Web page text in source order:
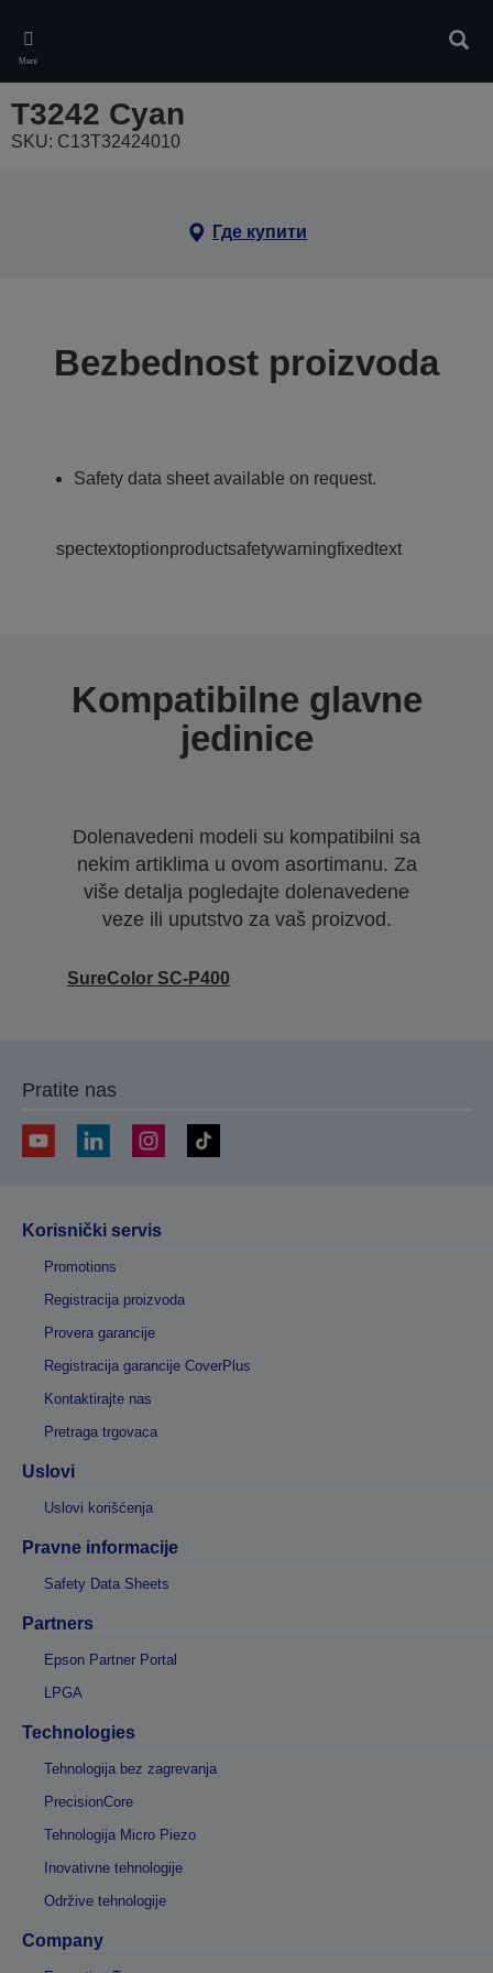
main
content
Meni
T3242 Cyan
SKU: C13T32424010
Где купити
Bezbednost proizvoda
Safety data sheet available on request.
spectextoptionproductsafetywarningfixedtext
Kompatibilne glavne
jedinice
Dolenavedeni modeli su kompatibilni sa
nekim artiklima u ovom asortimanu. Za
više detalja pogledajte dolenavedene
veze ili uputstvo za vaš proizvod.
SureColor SC-P400
Pratite nas
Korisnički servis
Promotions
Registracija proizvoda
Provera garancije
Registracija garancije CoverPlus
Kontaktirajte nas
Pretraga trgovaca
Uslovi
Uslovi korišćenja
Pravne informacije
Safety Data Sheets
Partners
Epson Partner Portal
LPGA
Technologies
Tehnologija bez zagrevanja
PrecisionCore
Tehnologija Micro Piezo
Inovativne tehnologije
Održive tehnologije
Company